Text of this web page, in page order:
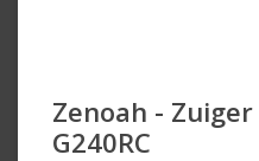
Zenoah -
G240RC